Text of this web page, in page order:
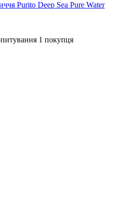
Purito Deep Sea Pure Water
1 покупця